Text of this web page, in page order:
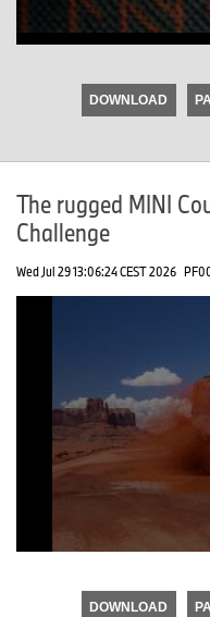
DOWNLOAD
The rugged MINI
Challenge
Wed Jul 29 13:06:24 CEST 2026
DOWNLOAD